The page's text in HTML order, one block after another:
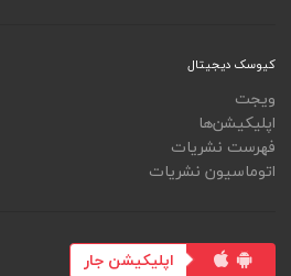
کیوسک دیجیتال
ویجت
اپلیکیشن‌ها
فهرست نشریات
اتوماسیون نشریات
اپلیکیشن جار